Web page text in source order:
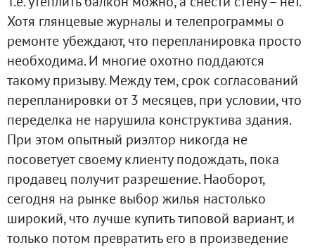
Хотя глянцевые журналы и телепрограммы о
ремонте убеждают, что перепланировка просто
необходима. И многие охотно поддаются
такому призыву. Между тем, срок согласований
перепланировки от 3 месяцев, при условии, что
переделка не нарушила конструктива здания.
При этом опытный риэлтор никогда не
посоветует своему клиенту подождать, пока
продавец получит разрешение. Наоборот,
сегодня на рынке выбор жилья настолько
широкий, что лучше купить типовой вариант, и
только потом превратить его в произведение